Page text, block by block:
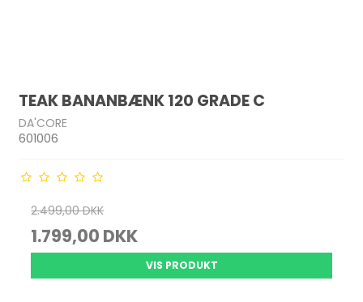
TEAK BANANBÆNK 120 GRADE C
DA'CORE
601006
2.499,00 DKK
1.799,00 DKK
VIS PRODUKT